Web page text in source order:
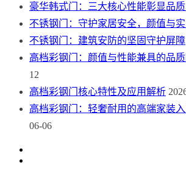
豪华韩式门：三大核心性能彰显品
不锈钢门：守护家居安全，颜值与
不锈钢门：建筑安防的坚固守护屏障
高档彩钢门：颜值与性能兼具的品
12
高档彩钢门核心特性及应用解析
高档彩钢门：轻奢耐用的高端家装
06-06